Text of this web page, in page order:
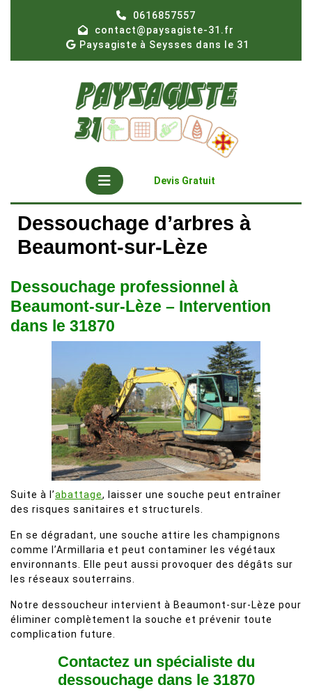
0616857557
contact@paysagiste-31.fr
Paysagiste à Seysses dans le 31
Open
Button
Devis Gratuit
Dessouchage d’arbres à
Beaumont-sur-Lèze
Dessouchage professionnel à
Beaumont-sur-Lèze – Intervention
dans le 31870
Suite à l’abattage, laisser une souche peut entraîner
des risques sanitaires et structurels.
En se dégradant, une souche attire les champignons
comme l’Armillaria et peut contaminer les végétaux
environnants. Elle peut aussi provoquer des dégâts sur
les réseaux souterrains.
Notre dessoucheur intervient à Beaumont-sur-Lèze pour
éliminer complètement la souche et prévenir toute
complication future.
Contactez un spécialiste du
dessouchage dans le 31870